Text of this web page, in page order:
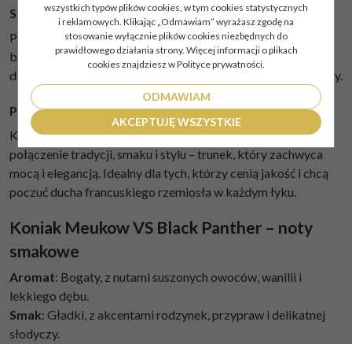
Sugestie serwowania
Podawaj w temperaturze pokojowej w kieliszku do koniaku,
by w pełni docenić jego aromat. Dla subtelniejszego smaku
dodaj kilka kropel wody, co uwydatni owocowe i dębowe nuty.
Podsumowanie
Koniak Meukow VS Black Panther miniaturka 40% to
połączenie tradycji, smaku i stylu – trunek, który zachwyca
mocą i elegancją. Idealny dla tych, którzy cenią jakość i chcą
poczuć ducha francuskiego rzemiosła w każdym łyku.
Koniak Meukow VS Black Panther – noty
smakowe
Aromat: Bogaty, z nutami suszonych owoców, wanilii i
lekkiego dębu.
Smak: Gładki, z akcentami rodzynek, przypraw i delikatnej
słodyczy.
wszystkich typów plików cookies, w tym cookies statystycznych
i reklamowych. Klikając „Odmawiam” wyrażasz zgodę na
stosowanie wyłącznie plików cookies niezbędnych do
prawidłowego działania strony. Więcej informacji o plikach
cookies znajdziesz w Polityce prywatności.
ODMAWIAM
AKCEPTUJĘ WSZYSTKIE